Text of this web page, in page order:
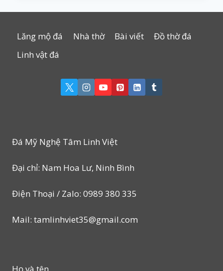
Lăng mộ đá Nhà thờ Bài viết
Đồ thờ đá
Linh vật đá
Đá Mỹ Nghệ Tâm Linh Việt
Đại chỉ: Nam Hoa Lư, Ninh Bình
Điện Thoại / Zalo: 0989 380 335
Mail: tamlinhviet35@gmail.com